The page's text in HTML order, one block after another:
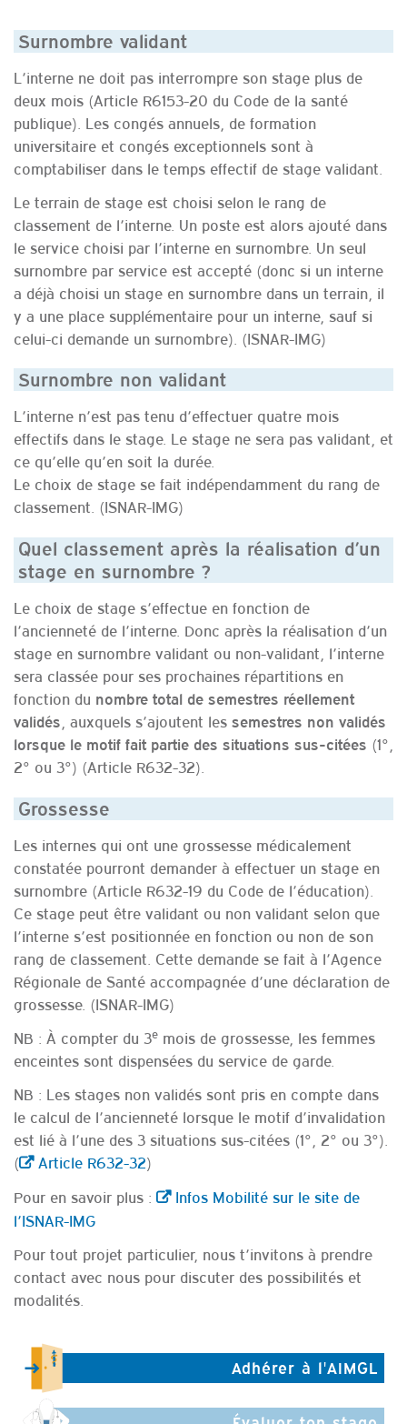
Surnombre validant
L’interne ne doit pas interrompre son stage plus de
deux mois (Article R6153-20 du Code de la santé
publique). Les congés annuels, de formation
universitaire et congés exceptionnels sont à
comptabiliser dans le temps effectif de stage validant.
Le terrain de stage est choisi selon le rang de
classement de l’interne. Un poste est alors ajouté dans
le service choisi par l’interne en surnombre. Un seul
surnombre par service est accepté (donc si un interne
a déjà choisi un stage en surnombre dans un terrain, il
y a une place supplémentaire pour un interne, sauf si
celui-ci demande un surnombre). (ISNAR-IMG)
Surnombre non validant
L’interne n’est pas tenu d’effectuer quatre mois
effectifs dans le stage. Le stage ne sera pas validant, et
ce qu’elle qu’en soit la durée.
Le choix de stage se fait indépendamment du rang de
classement. (ISNAR-IMG)
Quel classement après la réalisation d’un
stage en surnombre ?
Le choix de stage s’effectue en fonction de
l’ancienneté de l’interne. Donc après la réalisation d’un
stage en surnombre validant ou non-validant, l’interne
sera classée pour ses prochaines répartitions en
fonction du nombre total de semestres réellement
validés , auxquels s’ajoutent les semestres non validés
lorsque le motif fait partie des situations sus-citées (1°,
2° ou 3°) (Article R632-32).
Grossesse
Les internes qui ont une grossesse médicalement
constatée pourront demander à effectuer un stage en
surnombre (Article R632-19 du Code de l’éducation).
Ce stage peut être validant ou non validant selon que
l’interne s’est positionnée en fonction ou non de son
rang de classement. Cette demande se fait à l’Agence
Régionale de Santé accompagnée d’une déclaration de
grossesse. (ISNAR-IMG)
NB : À compter du 3e mois de grossesse, les femmes
enceintes sont dispensées du service de garde.
NB : Les stages non validés sont pris en compte dans
le calcul de l’ancienneté lorsque le motif d’invalidation
est lié à l’une des 3 situations sus-citées (1°, 2° ou 3°).
(
Article R632-32)
Pour en savoir plus :
Infos Mobilité sur le site de
l’ISNAR-IMG
Pour tout projet particulier, nous t’invitons à prendre
contact avec nous pour discuter des possibilités et
modalités.
Adhérer à l'AIMGL